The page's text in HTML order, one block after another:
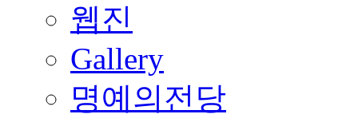
웹진
Gallery
명예의전당